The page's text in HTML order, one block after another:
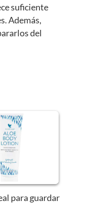
suficiente
Además,
del
para guardar